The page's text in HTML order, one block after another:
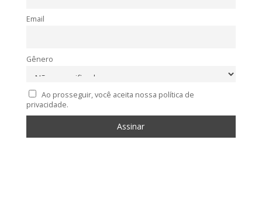
Email
Gênero
Ao prosseguir, você aceita nossa política de
privacidade.